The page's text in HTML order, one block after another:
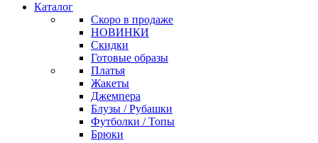
Каталог
Скоро в продаже
НОВИНКИ
Скидки
Готовые образы
Платья
Жакеты
Джемпера
Блузы / Рубашки
Футболки / Топы
Брюки